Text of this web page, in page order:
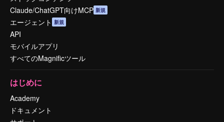
Claude/ChatGPT向けMCP 新規
エージェント 新規
API
モバイルアプリ
すべてのMagnificツール
はじめに
Academy
ドキュメント